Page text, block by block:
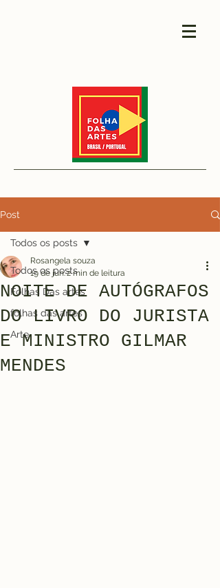
Post
Todos os posts
Folhas Das artes
folhas das artes
Arte
Todos os posts
NOITE DE AUTÓGRAFOS
DO LIVRO DO JURISTA
E MINISTRO GILMAR
MENDES
Rosangela souza
19 de jun.2 min de leitura